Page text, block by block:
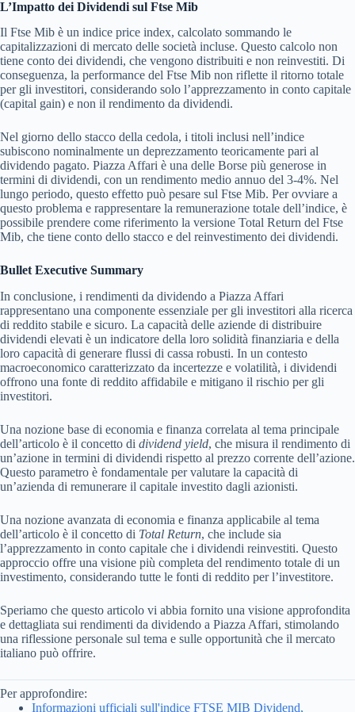
L’Impatto dei Dividendi sul Ftse Mib
Il Ftse Mib è un indice price index, calcolato sommando le
capitalizzazioni di mercato delle società incluse. Questo calcolo non
tiene conto dei dividendi, che vengono distribuiti e non reinvestiti. Di
conseguenza, la performance del Ftse Mib non riflette il ritorno totale
per gli investitori, considerando solo l’apprezzamento in conto capitale
(capital gain) e non il rendimento da dividendi.
Nel giorno dello stacco della cedola, i titoli inclusi nell’indice
subiscono nominalmente un deprezzamento teoricamente pari al
dividendo pagato. Piazza Affari è una delle Borse più generose in
termini di dividendi, con un rendimento medio annuo del 3-4%. Nel
lungo periodo, questo effetto può pesare sul Ftse Mib. Per ovviare a
questo problema e rappresentare la remunerazione totale dell’indice, è
possibile prendere come riferimento la versione Total Return del Ftse
Mib, che tiene conto dello stacco e del reinvestimento dei dividendi.
Bullet Executive Summary
In conclusione, i rendimenti da dividendo a Piazza Affari
rappresentano una componente essenziale per gli investitori alla ricerca
di reddito stabile e sicuro. La capacità delle aziende di distribuire
dividendi elevati è un indicatore della loro solidità finanziaria e della
loro capacità di generare flussi di cassa robusti. In un contesto
macroeconomico caratterizzato da incertezze e volatilità, i dividendi
offrono una fonte di reddito affidabile e mitigano il rischio per gli
investitori.
Una nozione base di economia e finanza correlata al tema principale
dell’articolo è il concetto di dividend yield, che misura il rendimento di
un’azione in termini di dividendi rispetto al prezzo corrente dell’azione.
Questo parametro è fondamentale per valutare la capacità di
un’azienda di remunerare il capitale investito dagli azionisti.
Una nozione avanzata di economia e finanza applicabile al tema
dell’articolo è il concetto di Total Return, che include sia
l’apprezzamento in conto capitale che i dividendi reinvestiti. Questo
approccio offre una visione più completa del rendimento totale di un
investimento, considerando tutte le fonti di reddito per l’investitore.
Speriamo che questo articolo vi abbia fornito una visione approfondita
e dettagliata sui rendimenti da dividendo a Piazza Affari, stimolando
una riflessione personale sul tema e sulle opportunità che il mercato
italiano può offrire.
Per approfondire:
Informazioni ufficiali sull'indice FTSE MIB Dividend,